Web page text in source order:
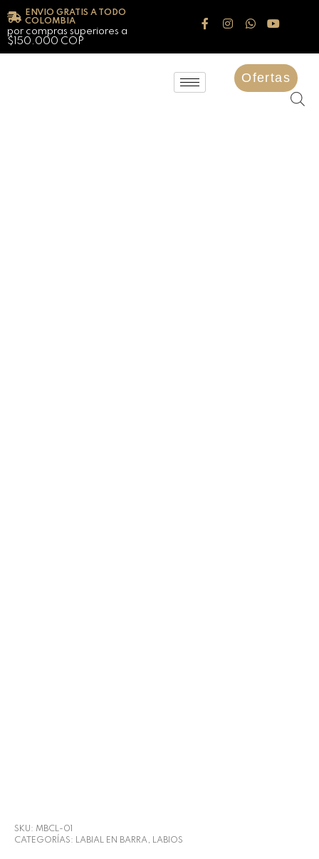
ENVIO GRATIS A TODO
COLOMBIA
por compras superiores a
$150.000 COP
Ofertas
SKU: MBCL-01
CATEGORÍAS: LABIAL EN BARRA, LABIOS